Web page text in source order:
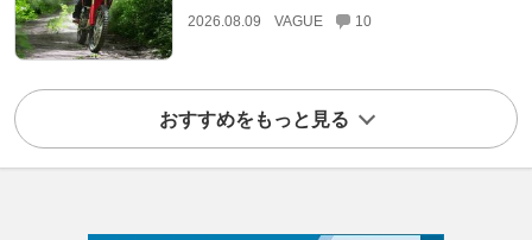
2026.08.09 VAGUE 10
おすすめをもっと見る